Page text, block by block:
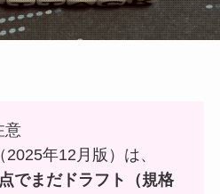
意
年12月版）は、
でまだドラフト（規格